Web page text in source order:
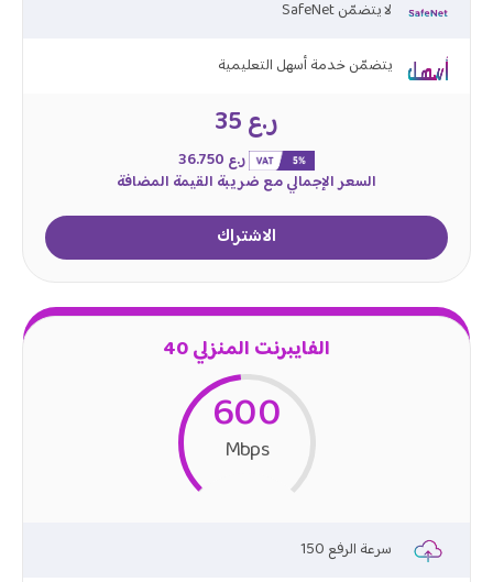
SafeNet لا يتضمّن
يتضمّن خدمة أسهل التعليمية
ر.ع 35
ر.ع 36.750
السعر الإجمالي مع ضريبة القيمة المضافة
الاشتراك
الفايبرنت المنزلي 40
600
Mbps
150 سرعة الرفع